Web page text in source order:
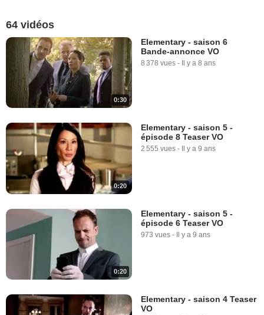
64 vidéos
0:30
Elementary - saison 6
Bande-annonce VO
8 378 vues - Il y a 8 ans
0:20
Elementary - saison 5 -
épisode 8 Teaser VO
2 555 vues - Il y a 9 ans
0:20
Elementary - saison 5 -
épisode 6 Teaser VO
973 vues - Il y a 9 ans
Elementary - saison 4 Teaser
VO